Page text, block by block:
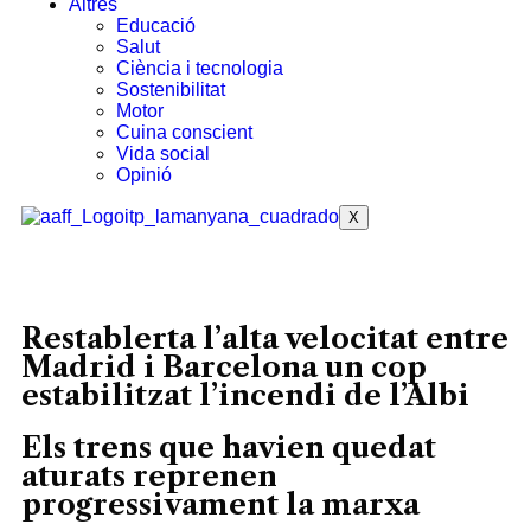
Altres
Educació
Salut
Ciència i tecnologia
Sostenibilitat
Motor
Cuina conscient
Vida social
Opinió
X
Restablerta l’alta velocitat entre
Madrid i Barcelona un cop
estabilitzat l’incendi de l’Albi
Els trens que havien quedat
aturats reprenen
progressivament la marxa